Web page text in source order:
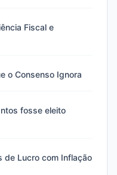
Fiscal e
o Consenso Ignora
fosse eleito
de Lucro com Inflação